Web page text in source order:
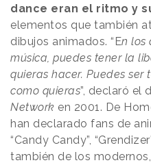
dance eran el ritmo y
elementos que también
dibujos animados. “En los
música, puedes tener la
quieras hacer. Puedes
como quieras”, declaró el
Network en 2001. De
han declarado fans de
“Candy Candy”,
también de los